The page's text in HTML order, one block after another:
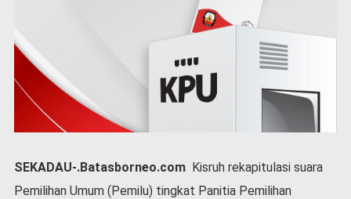
e
i
h
S
SEKADAU-.Batasborneo.com Kisruh rekapitulasi suara
Pemilihan Umum (Pemilu) tingkat Panitia Pemilihan